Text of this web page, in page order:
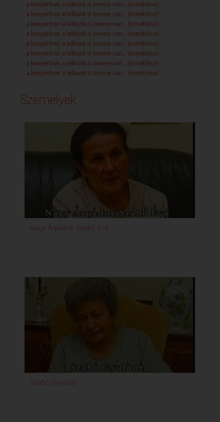
... a kenyérben a lelkünk is benne van... (ismétlése)
... a kenyérben a lelkünk is benne van... (ismétlése)
... a kenyérben a lelkünk is benne van... (ismétlése)
... a kenyérben a lelkünk is benne van... (ismétlése)
... a kenyérben a lelkünk is benne van... (ismétlése)
... a kenyérben a lelkünk is benne van... (ismétlése)
... a kenyérben a lelkünk is benne van... (ismétlése)
... a kenyérben a lelkünk is benne van... (ismétlése)
Személyek
Nagy Árpádné Szabó Éva
Szabó Gyuláné